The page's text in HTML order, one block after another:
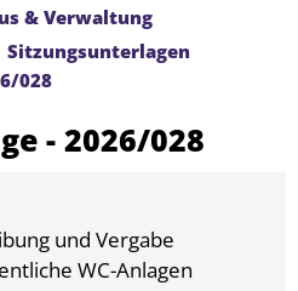
& Verwaltung
Sitzungsunterlagen
028
- 2026/028
und Vergabe
WC-Anlagen